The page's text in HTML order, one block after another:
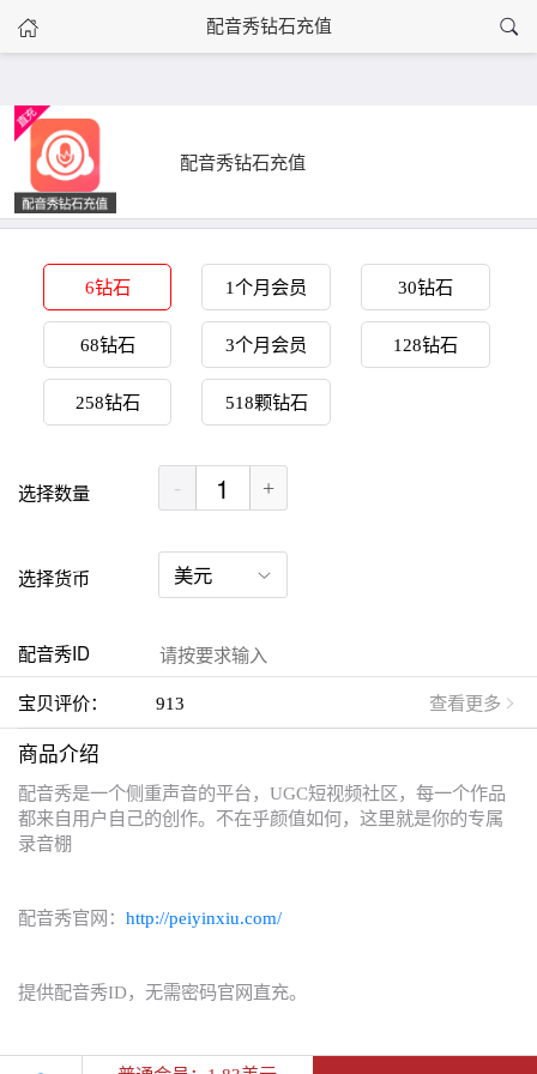
配音秀钻石充值
首页
配音秀钻石充值
6钻石 1个月会员 30钻石
68钻石 3个月会员 128钻石
258钻石 518颗钻石
选择数量 - +
选择货币
配音秀ID
宝贝评价： 913 查看更多
商品介绍
配音秀是一个侧重声音的平台，UGC短视频社区，每一个作品
都来自用户自己的创作。不在乎颜值如何，这里就是你的专属
录音棚
配音秀官网： http://peiyinxiu.com/
提供配音秀ID，无需密码官网直充。